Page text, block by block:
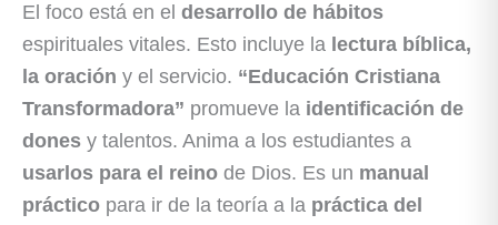
El foco está en el desarrollo de hábitos
espirituales vitales. Esto incluye la lectura bíblica,
la oración y el servicio. “Educación Cristiana
Transformadora” promueve la identificación de
dones y talentos. Anima a los estudiantes a
usarlos para el reino de Dios. Es un manual
práctico para ir de la teoría a la práctica del